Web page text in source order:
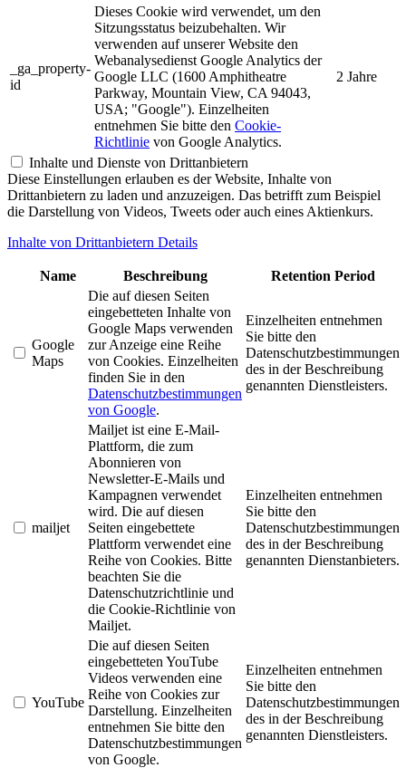
_ga_property-
id
Dieses Cookie wird verwendet, um den
Sitzungsstatus beizubehalten. Wir
verwenden auf unserer Website den
Webanalysedienst Google Analytics der
Google LLC (1600 Amphitheatre
Parkway, Mountain View, CA 94043,
USA; "Google"). Einzelheiten
entnehmen Sie bitte den Cookie-
Richtlinie von Google Analytics.
2 Jahre
Inhalte und Dienste von Drittanbietern
Diese Einstellungen erlauben es der Website, Inhalte von
Drittanbietern zu laden und anzuzeigen. Das betrifft zum Beispiel
die Darstellung von Videos, Tweets oder auch eines Aktienkurs.
Inhalte von Drittanbietern Details
Name Beschreibung Retention Period
Google
Maps
Die auf diesen Seiten
eingebetteten Inhalte von
Google Maps verwenden
zur Anzeige eine Reihe
von Cookies. Einzelheiten
finden Sie in den
Datenschutzbestimmungen
von Google.
Einzelheiten entnehmen
Sie bitte den
Datenschutzbestimmungen
des in der Beschreibung
genannten Dienstleisters.
mailjet
Mailjet ist eine E-Mail-
Plattform, die zum
Abonnieren von
Newsletter-E-Mails und
Kampagnen verwendet
wird. Die auf diesen
Seiten eingebettete
Plattform verwendet eine
Reihe von Cookies. Bitte
beachten Sie die
Datenschutzrichtlinie und
die Cookie-Richtlinie von
Mailjet.
Einzelheiten entnehmen
Sie bitte den
Datenschutzbestimmungen
des in der Beschreibung
genannten Dienstanbieters.
YouTube
Die auf diesen Seiten
eingebetteten YouTube
Videos verwenden eine
Reihe von Cookies zur
Darstellung. Einzelheiten
entnehmen Sie bitte den
Datenschutzbestimmungen
von Google.
Einzelheiten entnehmen
Sie bitte den
Datenschutzbestimmungen
des in der Beschreibung
genannten Dienstleisters.